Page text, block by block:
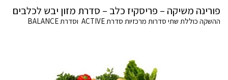
פורינה משיקה – פריסקיז כלב – סדרת מזון יבש לכלבים
ההשקה כוללת שתי סדרות מרכזיות סדרת ACTIVE וסדרת BALANCE